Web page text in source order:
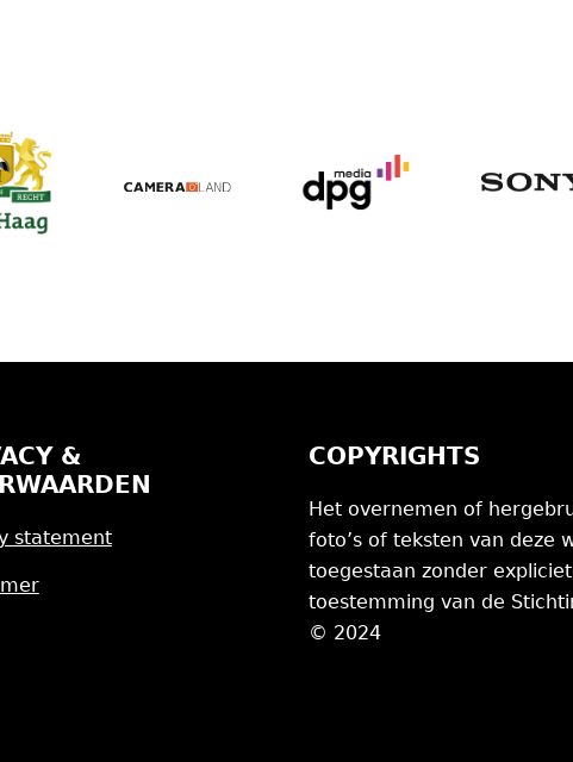
&
statement
COPYRIGHTS
Het overnemen of
foto’s of teksten van deze
toegestaan zonder
toestemming van de
© 2024